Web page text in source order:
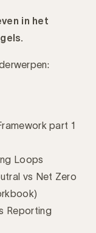
in het
part 1
Loops
vs Net Zero
Reporting